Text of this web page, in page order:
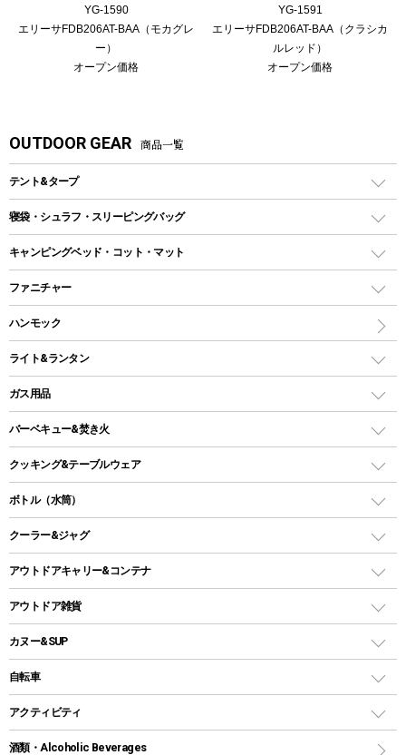
YG-1590
エリーサFDB206AT-BAA（モカグレ
ー）
オープン価格
YG-1591
エリーサFDB206AT-BAA（クラシカ
ルレッド）
オープン価格
OUTDOOR GEAR 商品一覧
テント&タープ
テント
ツールームテント
ワンポールテント
シェルターテント
ロッジ型・オリジナルテント
タープ
スクエアタープ（レクタタープ）
メッシュタープ
自立式タープ
パラソル
テントアクセサリー
ペグ
グランドシート
ガイドロープ
ツール
寝袋・シュラフ・スリーピングバッグ
レクタングラー型（封筒型）シュラフ
インナーシュラフ
キャンピングベッド・コット・マット
キャンピングベッド・コット
インフレータブルマット
ファニチャー
アウトドアテーブル
レジャーシート
ハンモック
ライト&ランタン
LEDランタン
ガスランタン
オイルランタン
LEDライト
ヘッドライト
キャンドル
ガス用品
ガスバーナー
ガス缶
ガストーチ、ライター
バーベキュー&焚き火
バーベキューコンロ、グリル
焚き火台タイプ（ロースタイル）グリル
卓上タイプグリル
パーティータイプグリル
鉄板、アミ
焚き火台&ストーブ
火起こし
クッキング&テーブルウェア
ダッチオーブン
ホットサンドメーカー
クッカーセット
シェラカップ
クッキングツール
ナイフ
ボトル（水筒）
ステンレスボトル
コップ付きタイプ
ワンタッチタイプ
プラスチックボトル
ディズニーボトル
クーラー&ジャグ
クーラーボックス
クーラーバッグ
ウォータージャグ
保冷剤
アウトドアキャリー&コンテナ
アウトドアキャリー
アウトドア雑貨
バックパック&バッグ
リュック、バックパック
トートバッグ、サコッシュ
ショッピングキャリー
カヌー&SUP
インフレータブル
カヤック
自転車
折りたたみ自転車
スポーツサイクル
アクティビティ
マリン
酒類・Alcoholic Beverages